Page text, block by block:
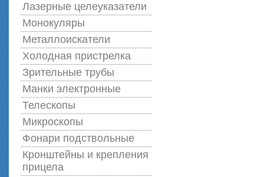
Лазерные целеуказатели
Монокуляры
Металлоискатели
Холодная пристрелка
Зрительные трубы
Манки электронные
Телескопы
Микроскопы
Фонари подствольные
Кронштейны и крепления
прицела